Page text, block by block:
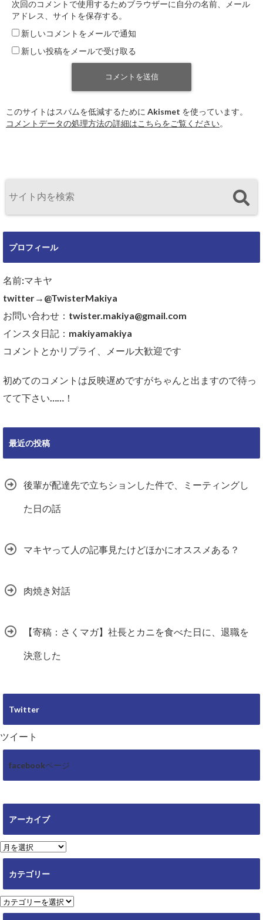
次回のコメントで使用するためブラウザーに自分の名前、メール
アドレス、サイトを保存する。
新しいコメントをメールで通知
新しい投稿をメールで受け取る
このサイトはスパムを低減するために Akismet を使っています。
コメントデータの処理方法の詳細はこちらをご覧ください。
プロフィール
名前:マキヤ
twitter→@TwisterMakiya
お問い合わせ：twister.makiya@gmail.com
インスタ日記：makiyamakiya
コメントとかリプライ、メール大歓迎です
初めてのコメントは反映遅めですがちゃんと出ますので待っ
てて下さい……！
最近の投稿
後輩が配達先で立ちションした件で、ミーティングし
た日の話
マキヤって人の記事見たけどほかにオススメある？
肉焼き対話
【寄稿：さくマガ】社長とカニを食べた日に、退職を
決意した
Twitter
ツイート
facebookページ
アーカイブ
ア
ー
ブ
カテゴリー
カ
テ